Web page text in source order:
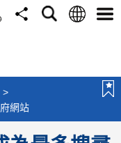
分
搜
語
選
>
網站